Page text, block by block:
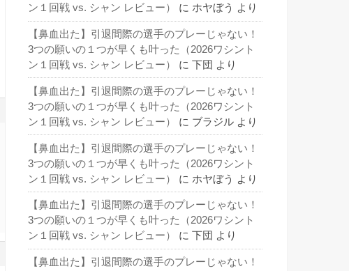
ン１回戦 vs. シャン レビュー）
に ホヤぼう より
【鼻血出た】引退間際の選手のプレーじゃない！
3つの願いの１つが早くも叶った（2026ワシント
ン１回戦 vs. シャン レビュー）
に 下団 より
【鼻血出た】引退間際の選手のプレーじゃない！
3つの願いの１つが早くも叶った（2026ワシント
ン１回戦 vs. シャン レビュー）
に ブラジル より
【鼻血出た】引退間際の選手のプレーじゃない！
3つの願いの１つが早くも叶った（2026ワシント
ン１回戦 vs. シャン レビュー）
に ホヤぼう より
【鼻血出た】引退間際の選手のプレーじゃない！
3つの願いの１つが早くも叶った（2026ワシント
ン１回戦 vs. シャン レビュー）
に 下団 より
【鼻血出た】引退間際の選手のプレーじゃない！